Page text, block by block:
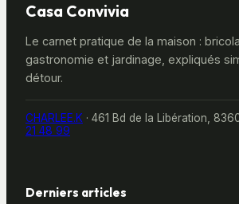
Casa Convivia
Le carnet pratique de la maison :
gastronomie et jardinage, expliqués
détour.
CHARLEE.K · 461 Bd de la Libération,
21 48 99
Derniers articles